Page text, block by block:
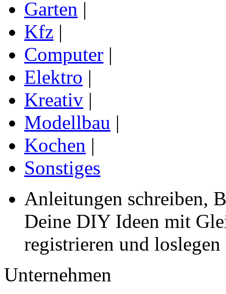
Garten |
Kfz |
Computer |
Elektro |
Kreativ |
Modellbau |
Kochen |
Sonstiges
Anleitungen schreiben,
Deine DIY Ideen mit
registrieren und loslegen
Unternehmen